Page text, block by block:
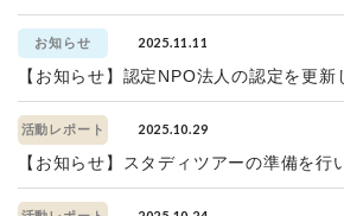
お知らせ 2025.11.11
【お知らせ】認定NPO法人の認定を更新
活動レポート 2025.10.29
【お知らせ】スタディツアーの準備を行